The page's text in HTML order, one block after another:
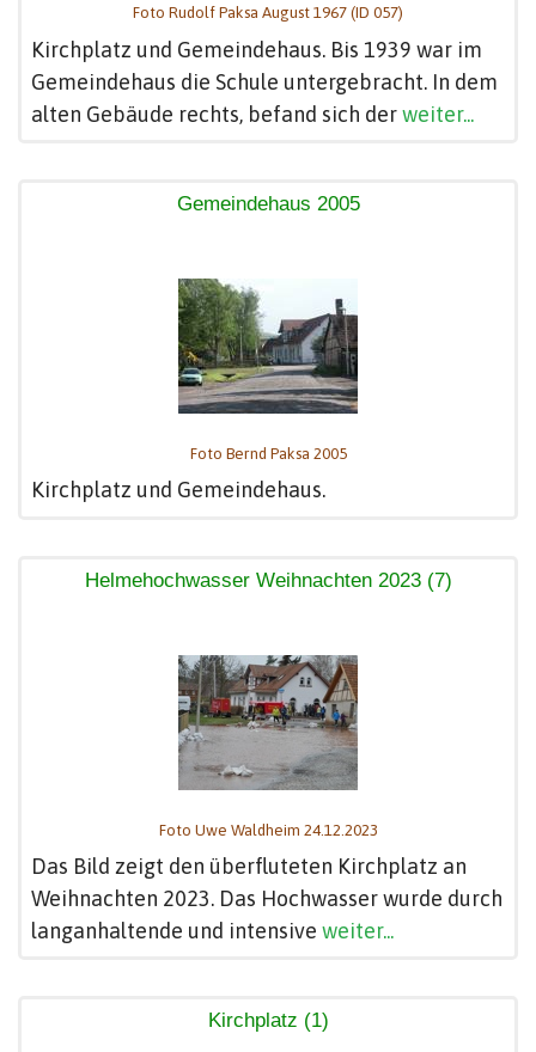
Foto Rudolf Paksa August 1967 (ID 057)
Kirchplatz und Gemeindehaus. Bis 1939 war im
Gemeindehaus die Schule untergebracht. In dem
alten Gebäude rechts, befand sich derweiter...
Gemeindehaus 2005
Foto Bernd Paksa 2005
Kirchplatz und Gemeindehaus.
Helmehochwasser Weihnachten 2023 (7)
Foto Uwe Waldheim 24.12.2023
Das Bild zeigt den überfluteten Kirchplatz an
Weihnachten 2023. Das Hochwasser wurde durch
langanhaltende und intensive weiter...
Kirchplatz (1)